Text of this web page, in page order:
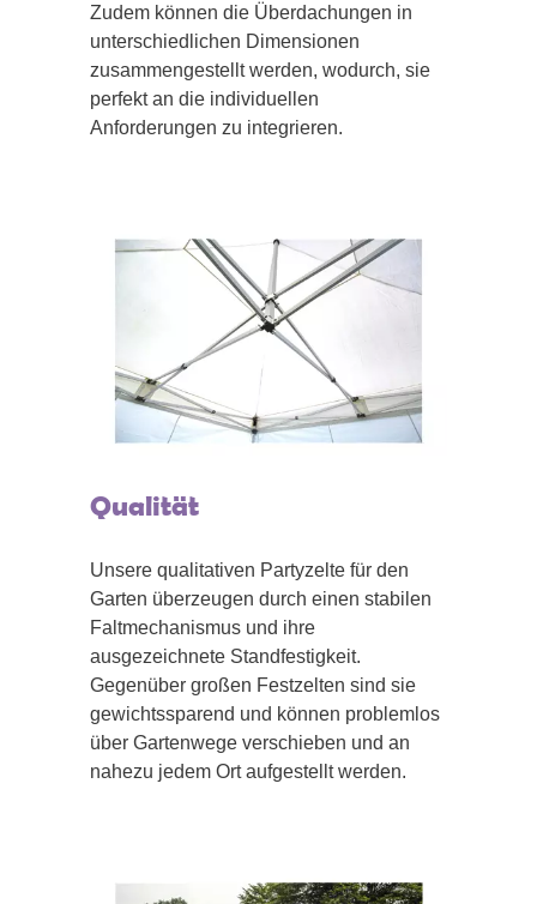
Zudem können die Überdachungen in
unterschiedlichen Dimensionen
zusammengestellt werden, wodurch, sie
perfekt an die individuellen
Anforderungen zu integrieren.
Qualität
Unsere qualitativen Partyzelte für den
Garten überzeugen durch einen stabilen
Faltmechanismus und ihre
ausgezeichnete Standfestigkeit.
Gegenüber großen Festzelten sind sie
gewichtssparend und können problemlos
über Gartenwege verschieben und an
nahezu jedem Ort aufgestellt werden.